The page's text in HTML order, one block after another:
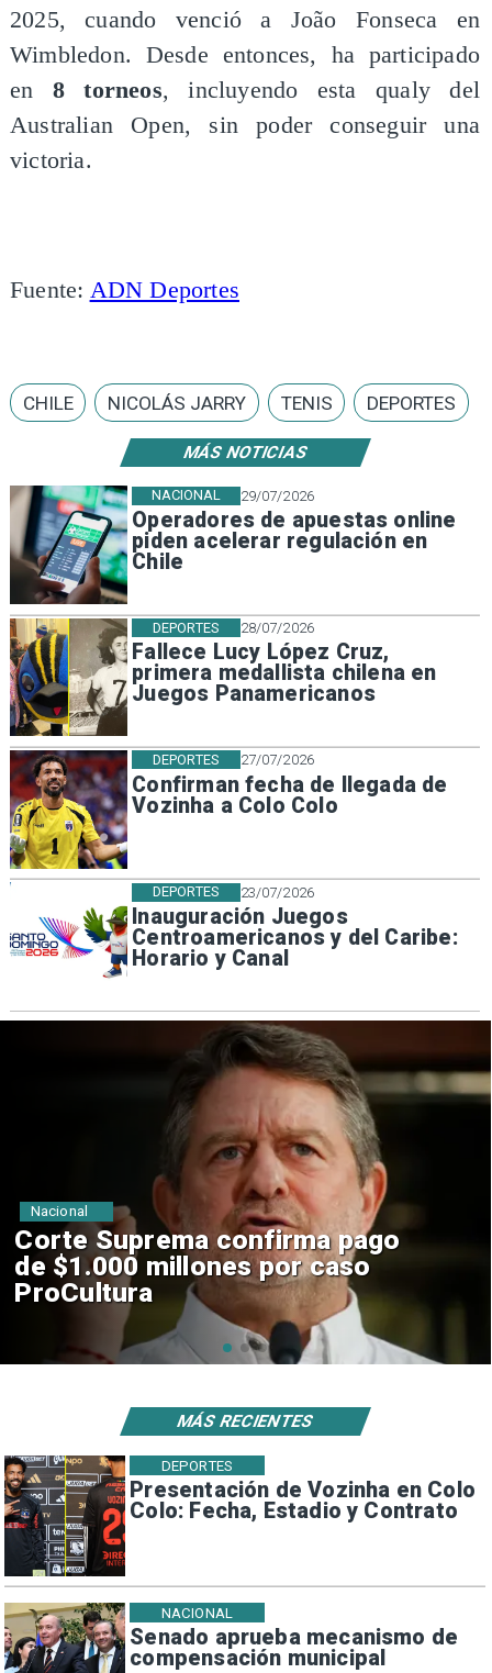
MÁS NOTICIAS
29/07/2026
Operadores de apuestas online
piden acelerar regulación en
Chile
NACIONAL
28/07/2026
Fallece Lucy López Cruz,
primera medallista chilena en
Juegos Panamericanos
DEPORTES
27/07/2026
Confirman fecha de llegada de
Vozinha a Colo Colo
DEPORTES
23/07/2026
Inauguración Juegos
Centroamericanos y del Caribe:
Horario y Canal
DEPORTES
2025, cuando venció a João Fonseca en
Wimbledon. Desde entonces, ha participado
en 8 torneos, incluyendo esta qualy del
Australian Open, sin poder conseguir una
victoria.
Fuente: ADN Deportes
CHILE NICOLÁS JARRY TENIS DEPORTES
Codelco suspende
construcción de Andes Norte
en El Teniente por riesgos
sísmicos
Nacional
Presentación de Vozinha en Colo
Colo: Fecha, Estadio y Contrato
DEPORTES
Senado aprueba mecanismo de
compensación municipal
NACIONAL
MÁS RECIENTES